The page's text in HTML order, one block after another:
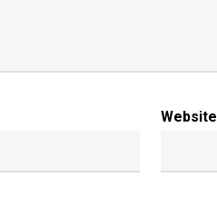
Website